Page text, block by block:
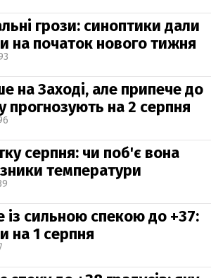
грози: синоптики дали
на початок нового тижня
на Заході, але припече до
прогнозують на 2 серпня
серпня: чи поб'є вона
температури
із сильною спекою до +37:
на 1 серпня